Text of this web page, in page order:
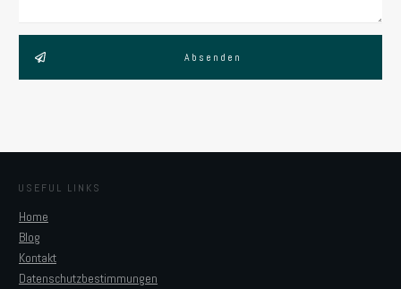
Absenden
USEFUL LINKS
Home
Blog
Kontakt
Datenschutzbestimmungen